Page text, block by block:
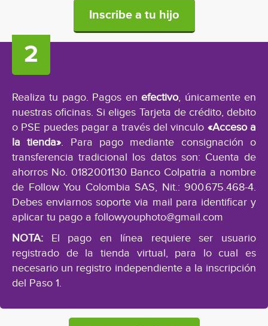
Inscribe a tu hijo
Realiza tu pago. Pagos enefectivo, únicamente en
nuestras oficinas. Si eliges Tarjeta de crédito, debito
o PSE puedes pagar a través del vinculo «Acceso a
la tienda». Para pago mediante consignación o
transferencia tradicional los datos son: Cuenta de
ahorros No. 0182001130 Banco Colpatria a nombre
de Follow You Colombia SAS, Nit.: 900.675.468-4.
Debes enviarnos soporte via mail para identificar y
aplicar tu pago a followyouphoto@gmail.com
NOTA: El pago en línea requiere ser usuario
registrado de la tienda virtual, para lo cual es
necesario un registro independiente a la inscripción
del Paso 1.